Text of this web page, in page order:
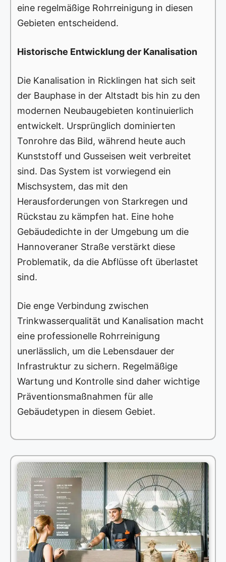
eine regelmäßige Rohrreinigung in diesen
Gebieten entscheidend.
Historische Entwicklung der Kanalisation
Die Kanalisation in Ricklingen hat sich seit
der Bauphase in der Altstadt bis hin zu den
modernen Neubaugebieten kontinuierlich
entwickelt. Ursprünglich dominierten
Tonrohre das Bild, während heute auch
Kunststoff und Gusseisen weit verbreitet
sind. Das System ist vorwiegend ein
Mischsystem, das mit den
Herausforderungen von Starkregen und
Rückstau zu kämpfen hat. Eine hohe
Gebäudedichte in der Umgebung um die
Hannoveraner Straße verstärkt diese
Problematik, da die Abflüsse oft überlastet
sind.
Die enge Verbindung zwischen
Trinkwasserqualität und Kanalisation macht
eine professionelle Rohrreinigung
unerlässlich, um die Lebensdauer der
Infrastruktur zu sichern. Regelmäßige
Wartung und Kontrolle sind daher wichtige
Präventionsmaßnahmen für alle
Gebäudetypen in diesem Gebiet.